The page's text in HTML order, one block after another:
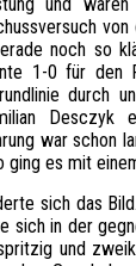
noch so
1-0 für den
durch
Desczyk
war schon
ging es mit
sich das
sich in der
und